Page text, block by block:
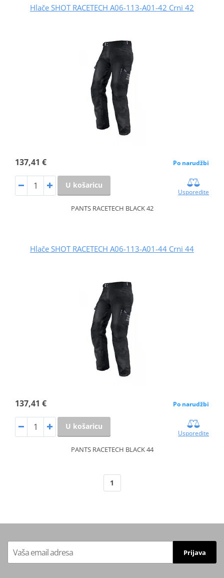
Hlače SHOT RACETECH A06-113-A01-42 Crni 42
137,41 € Po narudžbi
U košaricu
Usporedite
PANTS RACETECH BLACK 42
Hlače SHOT RACETECH A06-113-A01-44 Crni 44
137,41 € Po narudžbi
U košaricu
Usporedite
PANTS RACETECH BLACK 44
1
Prijava